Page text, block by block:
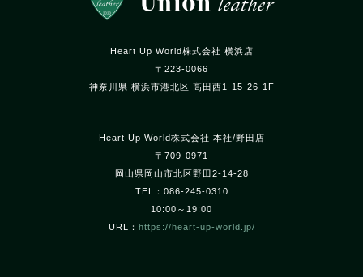
Heart Up World株式会社 横浜店
〒223-0066
神奈川県 横浜市港北区 高田西1-15-26-1F
Heart Up World株式会社 本社/野田店
〒709-0971
岡山県岡山市北区野田2-14-28
TEL：086-245-0310
10:00～19:00
URL： https://heart-up-world.jp/